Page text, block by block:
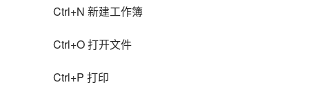
Ctrl+N 新建工作簿
Ctrl+O 打开文件
Ctrl+P 打印